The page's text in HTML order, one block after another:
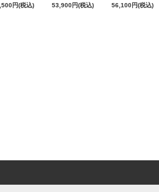
円(税込)
53,900円(税込)
56,100円(税込)